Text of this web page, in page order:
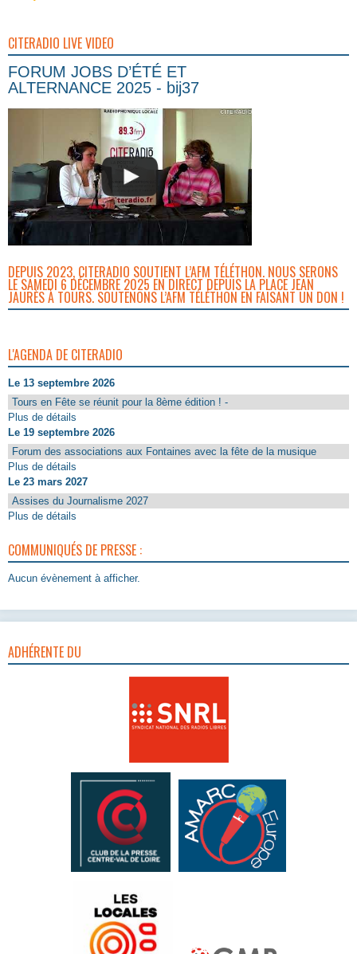
CITERADIO LIVE VIDEO
FORUM JOBS D’ÉTÉ ET
ALTERNANCE 2025 - bij37
DEPUIS 2023, CITERADIO SOUTIENT L’AFM TÉLÉTHON. NOUS SERONS
LE SAMEDI 6 DÉCEMBRE 2025 EN DIRECT DEPUIS LA PLACE JEAN
JAURÈS À TOURS. SOUTENONS L’AFM TÉLÉTHON EN FAISANT UN DON !
L'AGENDA DE CITERADIO
Le 13 septembre 2026
Tours en Fête se réunit pour la 8ème édition ! -
Plus de détails
Le 19 septembre 2026
Forum des associations aux Fontaines avec la fête de la musique
Plus de détails
Le 23 mars 2027
Assises du Journalisme 2027
Plus de détails
COMMUNIQUÉS DE PRESSE :
Aucun évènement à afficher.
ADHÉRENTE DU